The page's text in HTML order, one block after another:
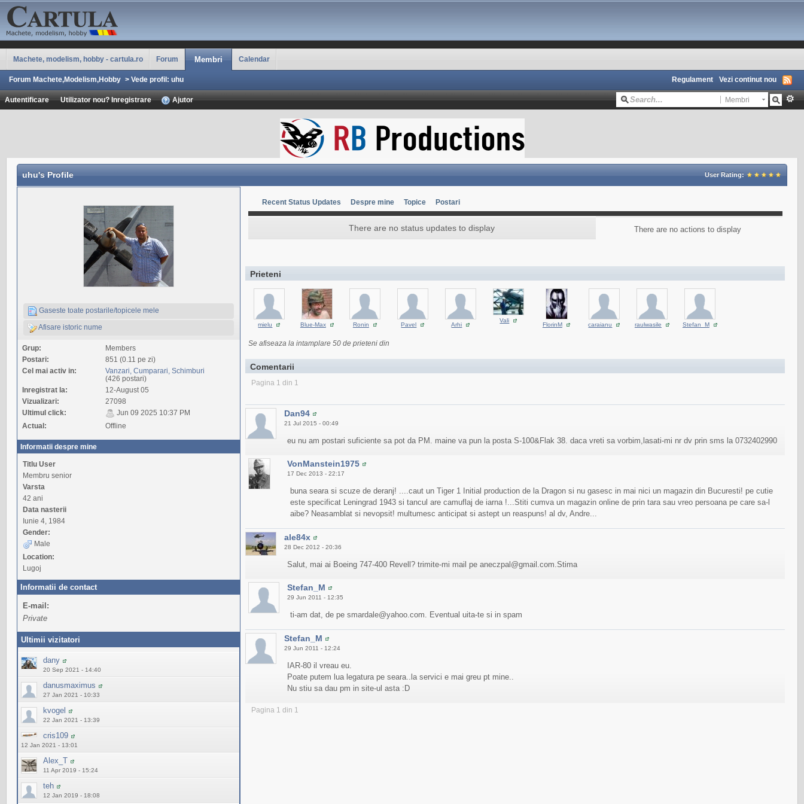
Machete, modelism, hobby - cartula.ro Forum Membri Calendar
Forum Machete,Modelism,Hobby > Vede profil: uhu Regulament Vezi continut nou
Autentificare Utilizator nou? Inregistrare Ajutor Membri
uhu's Profile User Rating:
Gaseste toate postarile/topicele mele
Afisare istoric nume
Grup:
Members
Postari:
851 (0.11 pe zi)
Cel mai activ in:
Vanzari, Cumparari, Schimburi
(426 postari)
Inregistrat la:
12-August 05
Vizualizari:
27098
Ultimul click:
Jun 09 2025 10:37 PM
Actual:
Offline
Informatii despre mine
Titlu User
Membru senior
Varsta
42 ani
Data nasterii
Iunie 4, 1984
Gender:
Male
Location:
Lugoj
Informatii de contact
E-mail:
Private
Ultimii vizitatori
dany
20 Sep 2021 - 14:40
danusmaximus
27 Jan 2021 - 10:33
kvogel
22 Jan 2021 - 13:39
cris109
12 Jan 2021 - 13:01
Alex_T
11 Apr 2019 - 15:24
teh
12 Jan 2019 - 18:08
Recent Status Updates Despre mine Topice Postari
There are no status updates to display There are no actions to display
Prieteni
mielu Blue-Max Ronin Pavel Arhi
Vali
FlorinM caraianu raulwasile Stefan_M
Se afiseaza la intamplare 50 de prieteni din
Comentarii
Pagina 1 din 1
Dan94
21 Jul 2015 - 00:49
eu nu am postari suficiente sa pot da PM. maine va pun la posta S-100&Flak 38. daca vreti sa vorbim,lasati-mi nr dv prin sms la 0732402990
VonManstein1975
17 Dec 2013 - 22:17
buna seara si scuze de deranj! ....caut un Tiger 1 Initial production de la Dragon si nu gasesc in mai nici un magazin din Bucuresti! pe cutie
este specificat Leningrad 1943 si tancul are camuflaj de iarna !...Stiti cumva un magazin online de prin tara sau vreo persoana pe care sa-l
aibe? Neasamblat si nevopsit! multumesc anticipat si astept un reaspuns! al dv, Andre...
ale84x
28 Dec 2012 - 20:36
Salut, mai ai Boeing 747-400 Revell? trimite-mi mail pe aneczpal@gmail.com.Stima
Stefan_M
29 Jun 2011 - 12:35
ti-am dat, de pe smardale@yahoo.com. Eventual uita-te si in spam
Stefan_M
29 Jun 2011 - 12:24
IAR-80 il vreau eu.
Poate putem lua legatura pe seara..la servici e mai greu pt mine..
Nu stiu sa dau pm in site-ul asta :D
Pagina 1 din 1